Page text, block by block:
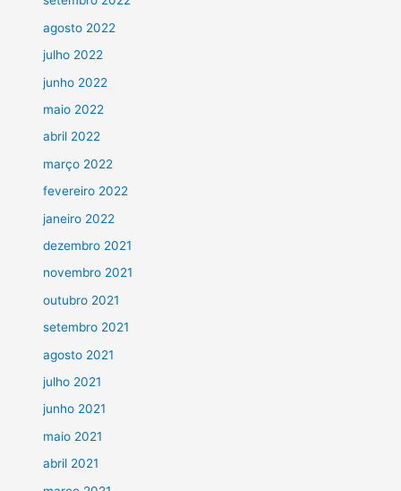
agosto 2022
julho 2022
junho 2022
maio 2022
abril 2022
março 2022
fevereiro 2022
janeiro 2022
dezembro 2021
novembro 2021
outubro 2021
setembro 2021
agosto 2021
julho 2021
junho 2021
maio 2021
abril 2021